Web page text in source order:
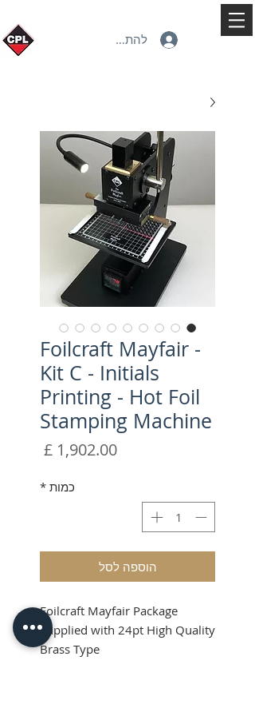
להתחברות
Foilcraft Mayfair -
Kit C - Initials
Printing - Hot Foil
Stamping Machine
מחיר
כמות *
הוספה לסל
Foilcraft Mayfair Package
Supplied with 24pt High Quality
Brass Type